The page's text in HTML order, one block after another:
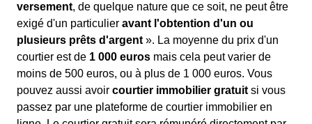
versement, de quelque nature que ce soit, ne peut être
exigé d'un particulier avant l'obtention d'un ou
plusieurs prêts d'argent ». La moyenne du prix d'un
courtier est de 1 000 euros mais cela peut varier de
moins de 500 euros, ou à plus de 1 000 euros. Vous
pouvez aussi avoir courtier immobilier gratuit si vous
passez par une plateforme de courtier immobilier en